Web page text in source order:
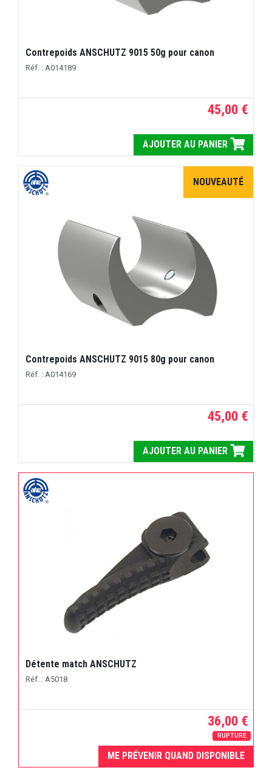
Contrepoids ANSCHUTZ 9015 50g pour canon
Réf. : A014189
45,00 €
AJOUTER AU PANIER
NOUVEAUTÉ
Contrepoids ANSCHUTZ 9015 80g pour canon
Réf. : A014169
45,00 €
AJOUTER AU PANIER
Détente match ANSCHUTZ
Réf. : A5018
36,00 €
RUPTURE
ME PRÉVENIR QUAND DISPONIBLE